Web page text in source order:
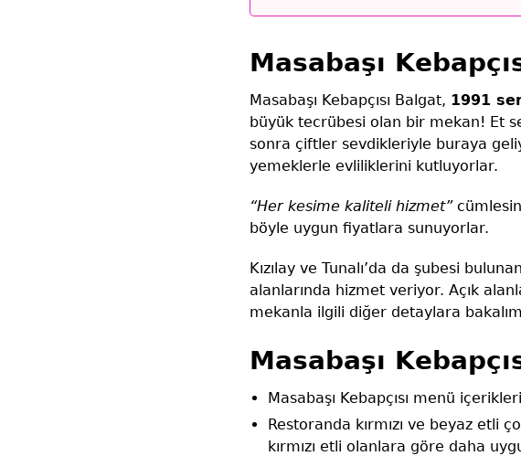
Masabaşı
Masabaşı Kebapçısı Balgat, 1991
büyük tecrübesi olan bir mekan! Et
sonra çiftler sevdikleriyle buraya
yemeklerle evliliklerini kutluyorlar.
“Her kesime kaliteli hizmet”
böyle uygun fiyatlara sunuyorlar.
Kızılay ve Tunalı’da da şubesi
alanlarında hizmet veriyor. Açık
mekanla ilgili diğer detaylara
Masabaşı
Masabaşı Kebapçısı menü
Restoranda kırmızı ve beyaz etli
kırmızı etli olanlara göre daha